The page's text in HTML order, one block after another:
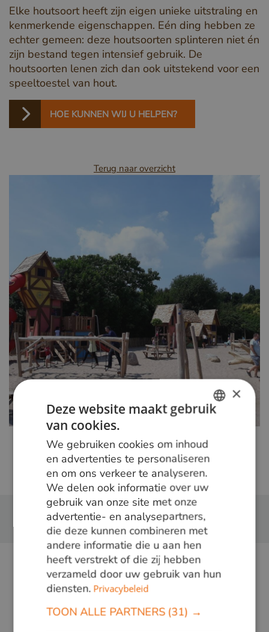
Elke houtsoort heeft zijn eigen unieke uitstraling en
kenmerkende eigenschappen. Eén ding hebben ze
echter gemeen: deze houtsoorten splinteren niet én
zijn bestand tegen intensief gebruik. De
houtsoorten lenen zich dan ook uitstekend voor een
speeltoestel van hout.
HOE KUNNEN WIJ U HELPEN?
Terug naar overzicht
GERMAN
ENGLISH
×
Deze website maakt gebruik
van cookies.
We gebruiken cookies om inhoud
en advertenties te personaliseren
en om ons verkeer te analyseren.
We delen ook informatie over uw
gebruik van onze site met onze
advertentie- en analysepartners,
die deze kunnen combineren met
andere informatie die u aan hen
heeft verstrekt of die zij hebben
verzameld door uw gebruik van hun
diensten. Privacybeleid
TOON ALLE PARTNERS (31) →